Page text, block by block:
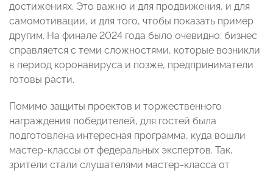
достижениях. Это важно и для продвижения, и для
самомотивации, и для того, чтобы показать пример
другим. На финале 2024 года было очевидно: бизнес
справляется с теми сложностями, которые возникли
в период коронавируса и позже, предприниматели
готовы расти.
Помимо защиты проектов и торжественного
награждения победителей, для гостей была
подготовлена интересная программа, куда вошли
мастер-классы от федеральных экспертов. Так,
зрители стали слушателями мастер-класса от